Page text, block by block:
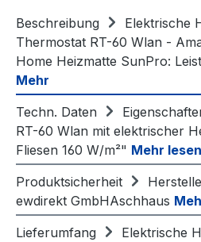
Beschreibung
Elektrische
Thermostat RT-60 Wlan -
Home Heizmatte SunPro:
Mehr
Techn. Daten
RT-60 Wlan mit elektrischer
Fliesen 160 W/m²" Mehr lesen
Produktsicherheit
ewdirekt GmbHAschhaus
Lieferumfang
Elektrische